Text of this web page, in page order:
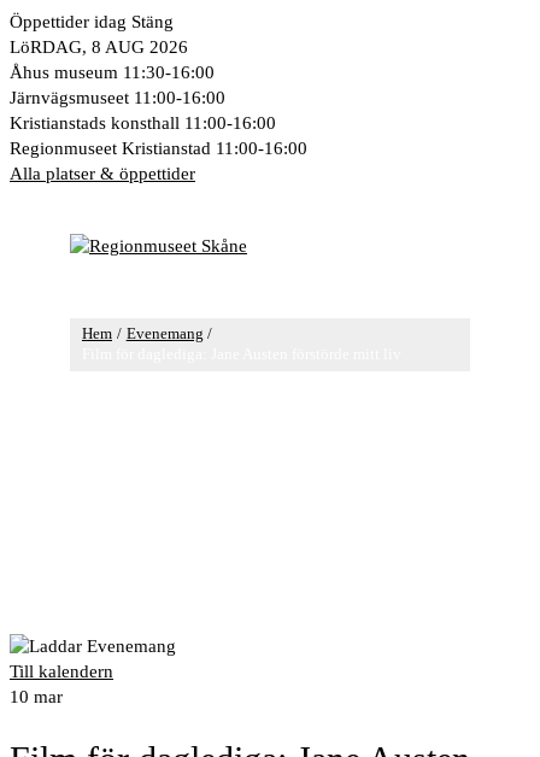
Hoppa
till
innehåll
Öppettider idag Stäng
LöRDAG, 8 AUG 2026
Åhus museum 11:30-16:00
Järnvägsmuseet 11:00-16:00
Kristianstads konsthall 11:00-16:00
Regionmuseet Kristianstad 11:00-16:00
Alla platser & öppettider
Hem
Evenemang
Till kalendern
10 mar